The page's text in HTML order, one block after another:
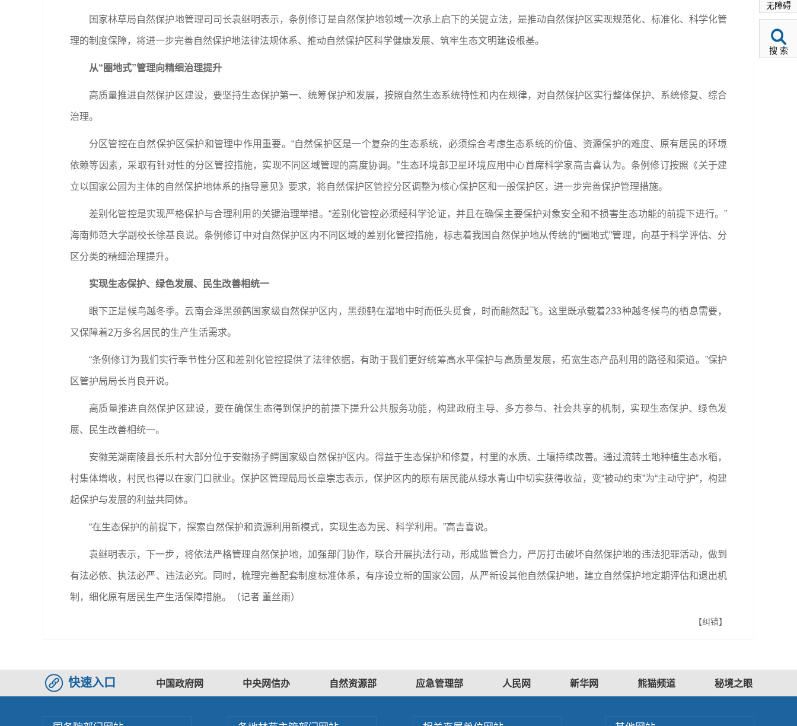
国家林草局自然保护地管理司司长袁继明表示，条例修订是自然保护地领域一次承上启下的关键立法，是推动自然保护区实现规范化、标准化、科学化管
理的制度保障，将进一步完善自然保护地法律法规体系、推动自然保护区科学健康发展、筑牢生态文明建设根基。
从“圈地式”管理向精细治理提升
高质量推进自然保护区建设，要坚持生态保护第一、统筹保护和发展，按照自然生态系统特性和内在规律，对自然保护区实行整体保护、系统修复、综合
治理。
分区管控在自然保护区保护和管理中作用重要。“自然保护区是一个复杂的生态系统，必须综合考虑生态系统的价值、资源保护的难度、原有居民的环境
依赖等因素，采取有针对性的分区管控措施，实现不同区域管理的高度协调。”生态环境部卫星环境应用中心首席科学家高吉喜认为。条例修订按照《关于建
立以国家公园为主体的自然保护地体系的指导意见》要求，将自然保护区管控分区调整为核心保护区和一般保护区，进一步完善保护管理措施。
差别化管控是实现严格保护与合理利用的关键治理举措。“差别化管控必须经科学论证，并且在确保主要保护对象安全和不损害生态功能的前提下进行。”
海南师范大学副校长徐基良说。条例修订中对自然保护区内不同区域的差别化管控措施，标志着我国自然保护地从传统的“圈地式”管理，向基于科学评估、分
区分类的精细治理提升。
实现生态保护、绿色发展、民生改善相统一
眼下正是候鸟越冬季。云南会泽黑颈鹤国家级自然保护区内，黑颈鹤在湿地中时而低头觅食，时而翩然起飞。这里既承载着233种越冬候鸟的栖息需要，
又保障着2万多名居民的生产生活需求。
“条例修订为我们实行季节性分区和差别化管控提供了法律依据，有助于我们更好统筹高水平保护与高质量发展，拓宽生态产品利用的路径和渠道。”保护
区管护局局长肖良开说。
高质量推进自然保护区建设，要在确保生态得到保护的前提下提升公共服务功能，构建政府主导、多方参与、社会共享的机制，实现生态保护、绿色发
展、民生改善相统一。
安徽芜湖南陵县长乐村大部分位于安徽扬子鳄国家级自然保护区内。得益于生态保护和修复，村里的水质、土壤持续改善。通过流转土地种植生态水稻，
村集体增收，村民也得以在家门口就业。保护区管理局局长章崇志表示，保护区内的原有居民能从绿水青山中切实获得收益，变“被动约束”为“主动守护”，构建
起保护与发展的利益共同体。
“在生态保护的前提下，探索自然保护和资源利用新模式，实现生态为民、科学利用。”高吉喜说。
袁继明表示，下一步，将依法严格管理自然保护地，加强部门协作，联合开展执法行动，形成监管合力，严厉打击破坏自然保护地的违法犯罪活动，做到
有法必依、执法必严、违法必究。同时，梳理完善配套制度标准体系，有序设立新的国家公园，从严新设其他自然保护地，建立自然保护地定期评估和退出机
制，细化原有居民生产生活保障措施。（记者 董丝雨）
【纠错】
快速入口 中国政府网 中央网信办 自然资源部 应急管理部 人民网 新华网 熊猫频道 秘境之眼
无障碍
搜 索